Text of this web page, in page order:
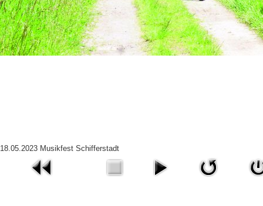
18.05.2023 Musikfest Schifferstadt